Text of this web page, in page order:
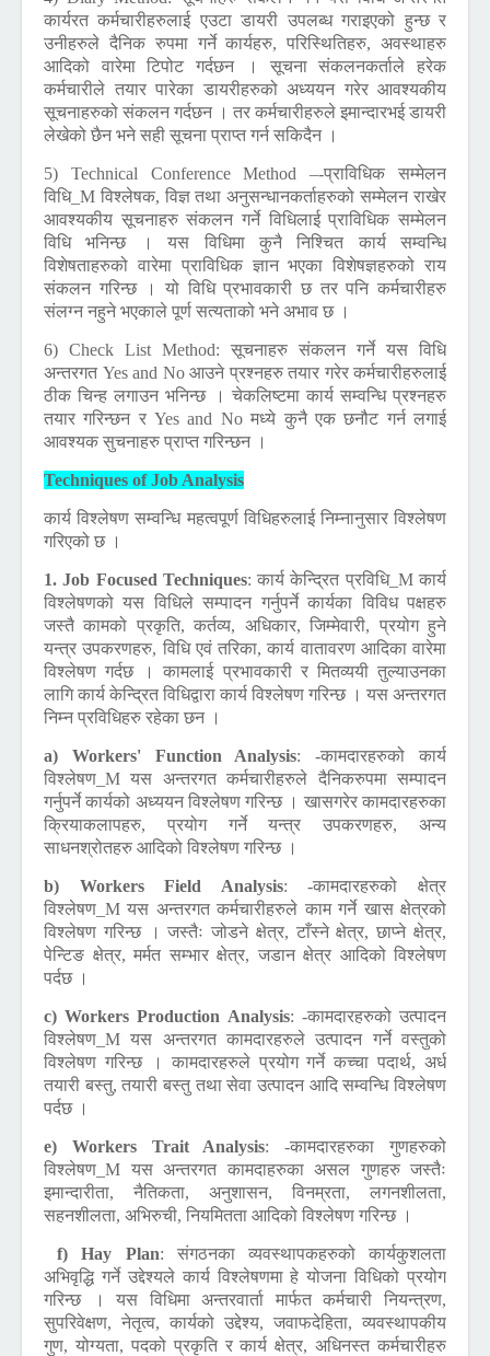
कार्यरत कर्मचारीहरुलाई एउटा डायरी उपलब्ध गराइएको हुन्छ र
उनीहरुले दैनिक रुपमा गर्ने कार्यहरु, परिस्थितिहरु, अवस्थाहरु
आदिको वारेमा टिपोट गर्दछन । सूचना संकलनकर्ताले हरेक
कर्मचारीले तयार पारेका डायरीहरुको अध्ययन गरेर आवश्यकीय
सूचनाहरुको संकलन गर्दछन । तर कर्मचारीहरुले इमान्दारभई डायरी
लेखेको छैन भने सही सूचना प्राप्त गर्न सकिदैन ।
5) Technical Conference Method–-प्राविधिक सम्मेलन
विधि_M विश्लेषक, विज्ञ तथा अनुसन्धानकर्ताहरुको सम्मेलन राखेर
आवश्यकीय सूचनाहरु संकलन गर्ने विधिलाई प्राविधिक सम्मेलन
विधि भनिन्छ । यस विधिमा कुनै निश्चित कार्य सम्वन्धि
विशेषताहरुको वारेमा प्राविधिक ज्ञान भएका विशेषज्ञहरुको राय
संकलन गरिन्छ । यो विधि प्रभावकारी छ तर पनि कर्मचारीहरु
संलग्न नहुने भएकाले पूर्ण सत्यताको भने अभाव छ ।
6) Check List Method: सूचनाहरु संकलन गर्ने यस विधि
अन्तरगत Yes and No आउने प्रश्नहरु तयार गरेर कर्मचारीहरुलाई
ठीक चिन्ह लगाउन भनिन्छ । चेकलिष्टमा कार्य सम्वन्धि प्रश्नहरु
तयार गरिन्छन रYes and Noमध्ये कुनै एक छनौट गर्न लगाई
आवश्यक सुचनाहरु प्राप्त गरिन्छन ।
Techniques of Job Analysis
कार्य विश्लेषण सम्वन्धि महत्वपूर्ण विधिहरुलाई निम्नानुसार विश्लेषण
गरिएको छ ।
1. Job Focused Techniques:कार्य केन्द्रित प्रविधि_M कार्य
विश्लेषणको यस विधिले सम्पादन गर्नुपर्ने कार्यका विविध पक्षहरु
जस्तै कामको प्रकृति, कर्तव्य, अधिकार, जिम्मेवारी, प्रयोग हुने
यन्त्र उपकरणहरु, विधि एवं तरिका, कार्य वातावरण आदिका वारेमा
विश्लेषण गर्दछ । कामलाई प्रभावकारी र मितव्ययी तुल्याउनका
लागि कार्य केन्द्रित विधिद्वारा कार्य विश्लेषण गरिन्छ । यस अन्तरगत
निम्न प्रविधिहरु रहेका छन ।
a) Workers' Function Analysis:-कामदारहरुको कार्य
विश्लेषण_M यस अन्तरगत कर्मचारीहरुले दैनिकरुपमा सम्पादन
गर्नुपर्ने कार्यको अध्ययन विश्लेषण गरिन्छ । खासगरेर कामदारहरुका
क्रियाकलापहरु, प्रयोग गर्ने यन्त्र उपकरणहरु, अन्य
साधनश्रोतहरु आदिको विश्लेषण गरिन्छ ।
b) Workers Field Analysis:-कामदारहरुको क्षेत्र
विश्लेषण_M यस अन्तरगत कर्मचारीहरुले काम गर्ने खास क्षेत्रको
विश्लेषण गरिन्छ । जस्तैः जोडने क्षेत्र, टाँस्ने क्षेत्र, छाप्ने क्षेत्र,
पेन्टिङ क्षेत्र, मर्मत सम्भार क्षेत्र, जडान क्षेत्र आदिको विश्लेषण
पर्दछ ।
c) Workers Production Analysis: -कामदारहरुको उत्पादन
विश्लेषण_M यस अन्तरगत कामदारहरुले उत्पादन गर्ने वस्तुको
विश्लेषण गरिन्छ । कामदारहरुले प्रयोग गर्ने कच्चा पदार्थ, अर्ध
तयारी बस्तु, तयारी बस्तु तथा सेवा उत्पादन आदि सम्वन्धि विश्लेषण
पर्दछ ।
e) Workers Trait Analysis:-कामदारहरुका गुणहरुको
विश्लेषण_M यस अन्तरगत कामदाहरुका असल गुणहरु जस्तैः
इमान्दारीता, नैतिकता, अनुशासन, विनम्रता, लगनशीलता,
सहनशीलता, अभिरुची, नियमितता आदिको विश्लेषण गरिन्छ ।
f) Hay Plan: संगठनका व्यवस्थापकहरुको कार्यकुशलता
अभिवृद्धि गर्ने उद्देश्यले कार्य विश्लेषणमा हे योजना विधिको प्रयोग
गरिन्छ । यस विधिमा अन्तरवार्ता मार्फत कर्मचारी नियन्त्रण,
सुपरिवेक्षण, नेतृत्व, कार्यको उद्देश्य, जवाफदेहिता, व्यवस्थापकीय
गुण, योग्यता, पदको प्रकृति र कार्य क्षेत्र, अधिनस्त कर्मचारीहरु